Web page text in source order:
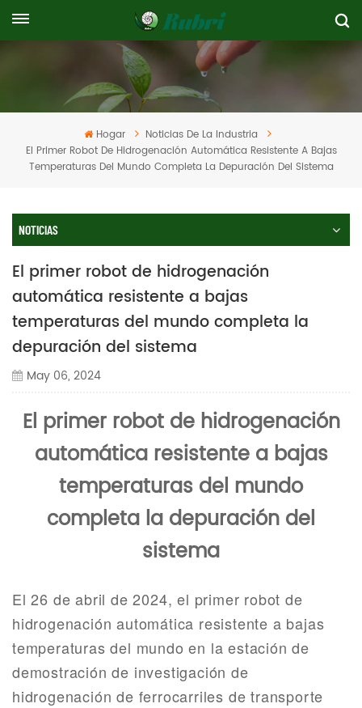
Hogar
Noticias De La Industria
El Primer Robot De Hidrogenación Automática Resistente A Bajas
Temperaturas Del Mundo Completa La Depuración Del Sistema
NOTICIAS
El primer robot de hidrogenación
automática resistente a bajas
temperaturas del mundo completa la
depuración del sistema
May 06, 2024
El primer robot de hidrogenación
automática resistente a bajas
temperaturas del mundo
completa la depuración del
sistema
El 26 de abril de 2024, el primer robot de
hidrogenación automática resistente a bajas
temperaturas del mundo en la estación de
demostración de investigación de
hidrogenación de ferrocarriles de transporte